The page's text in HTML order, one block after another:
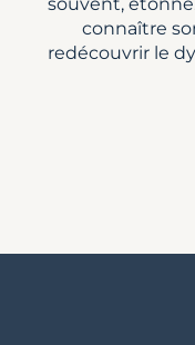
connaître
redécouvrir le